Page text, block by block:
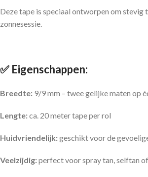
Deze tape is speciaal ontworpen om
zonnesessie.
✅ Eigenschappen:
Breedte: 9/9 mm – twee gelijke maten op
Lengte:ca. 20 meter tape per rol
Huidvriendelijk:geschikt voor de
Veelzijdig:perfect voor spray tan, selftan